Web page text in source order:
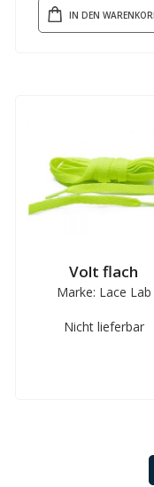
IN DEN
Volt flach
Marke: Lace Lab
Nicht lieferbar